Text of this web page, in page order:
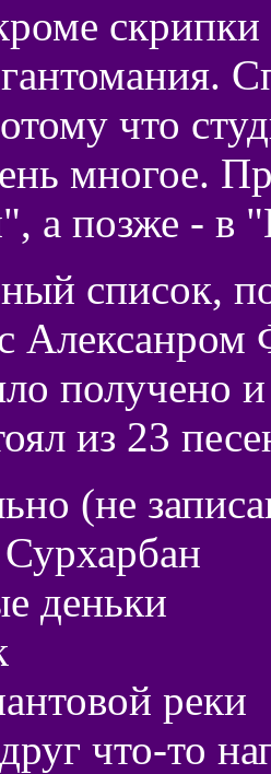
что
многое.
а позже - в
список,
с
получено
из 23
(не
деньки
реки
что-то